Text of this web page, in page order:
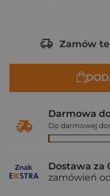
Zamów
Darmowa
Do darmowej
Dostawa za
zamówień